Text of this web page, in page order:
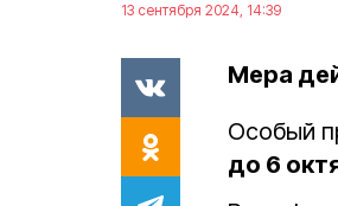
13 сентября 2024, 14:39
Мера
Особый
до 6